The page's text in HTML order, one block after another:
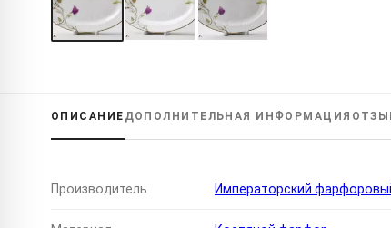
ОПИСАНИЕ ДОПОЛНИТЕЛЬНАЯ ИНФОРМАЦИЯ
Производитель Императорский